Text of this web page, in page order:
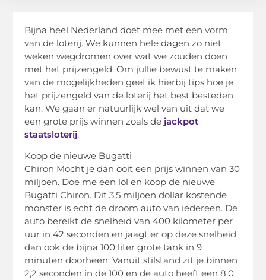
Bijna heel Nederland doet mee met een vorm
van de loterij. We kunnen hele dagen zo niet
weken wegdromen over wat we zouden doen
met het prijzengeld. Om jullie bewust te maken
van de mogelijkheden geef ik hierbij tips hoe je
het prijzengeld van de loterij het best besteden
kan. We gaan er natuurlijk wel van uit dat we
een grote prijs winnen zoals de jackpot
staatsloterij.
Koop de nieuwe Bugatti
Chiron Mocht je dan ooit een prijs winnen van 30
miljoen. Doe me een lol en koop de nieuwe
Bugatti Chiron. Dit 3,5 miljoen dollar kostende
monster is echt de droom auto van iedereen. De
auto bereikt de snelheid van 400 kilometer per
uur in 42 seconden en jaagt er op deze snelheid
dan ook de bijna 100 liter grote tank in 9
minuten doorheen. Vanuit stilstand zit je binnen
2,2 seconden in de 100 en de auto heeft een 8.0